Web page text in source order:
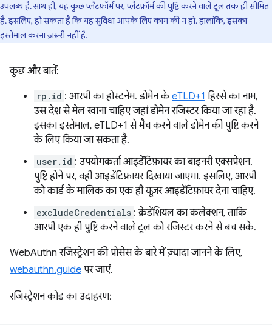
उपलब्ध है. साथ ही, यह कुछ प्लैटफ़ॉर्म पर, प्लैटफ़ॉर्म की पुष्टि करने वाले टूल तक ही सीमित
है. इसलिए, हो सकता है कि यह सुविधा आपके लिए काम की न हो. हालांकि, इसका
इस्तेमाल करना ज़रूरी नहीं है.
कुछ और बातें:
rp.id : आरपी का होस्टनेम. डोमेन केeTLD+1 हिस्से का नाम,
उस देश से मेल खाना चाहिए जहां डोमेन रजिस्टर किया जा रहा है.
इसका इस्तेमाल, eTLD+1 से मैच करने वाले डोमेन की पुष्टि करने
के लिए किया जा सकता है.
user.id : उपयोगकर्ता आइडेंटिफ़ायर का बाइनरी एक्सप्रेशन.
पुष्टि होने पर, वही आइडेंटिफ़ायर दिखाया जाएगा. इसलिए, आरपी
को कार्ड के मालिक का एक ही यूज़र आइडेंटिफ़ायर देना चाहिए.
excludeCredentials : क्रेडेंशियल का कलेक्शन, ताकि
आरपी एक ही पुष्टि करने वाले टूल को रजिस्टर करने से बच सके.
WebAuthn रजिस्ट्रेशन की प्रोसेस के बारे में ज़्यादा जानने के लिए,
webauthn.guide पर जाएं.
रजिस्ट्रेशन कोड का उदाहरण: